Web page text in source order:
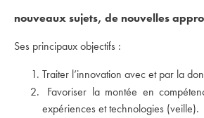
nouveaux sujets, de nouvelles
Ses principaux objectifs :
Traiter l’innovation avec et par la
Favoriser la montée en
expériences et technologies (veille).